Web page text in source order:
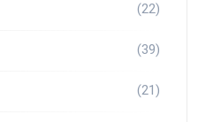
(22)
(39)
(21)